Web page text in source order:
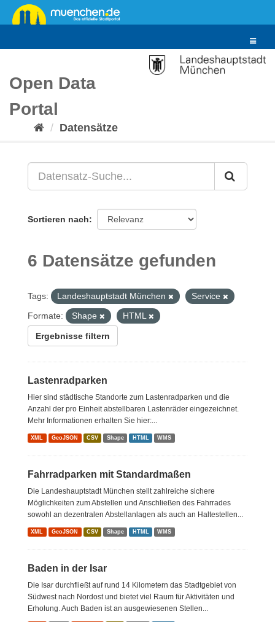
Überspringen
zum
Toggle
Open Data
Portal
Datensätze
Sortieren nach
6 Datensätze gefunden
Tags: Landeshauptstadt München
Service
Formate:
Shape HTML
Ergebnisse filtern
Lastenradparken
Hier sind städtische Standorte zum Lastenradparken und die
Anzahl der pro Einheit abstellbaren Lastenräder eingezeichnet.
Mehr Informationen erhalten Sie hier:...
XML GeoJSON CSV Shape HTML WMS
Fahrradparken mit Standardmaßen
Die Landeshauptstadt München stellt zahlreiche sichere
Möglichkeiten zum Abstellen und Anschließen des Fahrrades
sowohl an dezentralen Abstellanlagen als auch an Haltestellen...
XML GeoJSON CSV Shape HTML WMS
Baden in der Isar
Die Isar durchfließt auf rund 14 Kilometern das Stadtgebiet von
Südwest nach Nordost und bietet viel Raum für Aktivitäten und
Erholung. Auch Baden ist an ausgewiesenen Stellen...